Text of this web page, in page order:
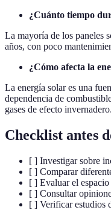
¿Cuánto tiempo
La mayoría de los paneles
años, con poco
¿Cómo afecta la
La energía solar es una
dependencia de
gases de efecto invernadero.
Checklist antes
[ ] Investigar sobre
[ ] Comparar
[ ] Evaluar el
[ ] Consultar
[ ] Verificar estudios